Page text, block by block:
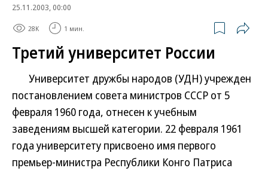
25.11.2003, 00:00
28K 1 мин.
Третий университет России
Университет дружбы народов (УДН) учрежден
постановлением совета министров СССР от 5
февраля 1960 года, отнесен к учебным
заведениям высшей категории. 22 февраля 1961
года университету присвоено имя первого
премьер-министра Республики Конго Патриса